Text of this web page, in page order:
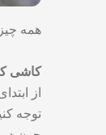
همه
کاشی
از
توجه